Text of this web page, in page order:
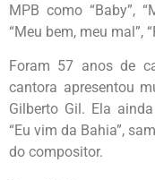
MPB como “Baby”,
“Meu bem, meu mal”,
Foram 57 anos de
cantora apresentou
Gilberto Gil. Ela
“Eu vim da Bahia”,
do compositor.